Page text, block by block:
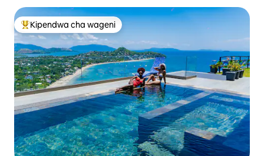
Kipendwa maarufu cha wageni
Kipendwa cha wageni